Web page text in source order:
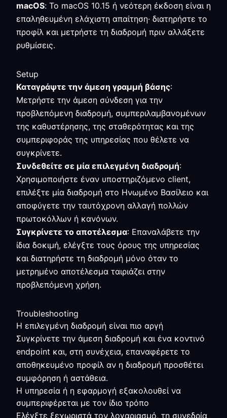
macOS: Το macOS 10.15 ή νεότερη έκδοση είναι η
επαληθευμένη ελάχιστη απαίτηση· διατηρήστε το
προφίλ και μετρήστε τη διαδρομή πριν αλλάξετε
ρυθμίσεις.
Setup
Καταγράψτε την άμεση γραμμή βάσης:
Μετρήστε την άμεση σύνδεση για την
προβλεπόμενη διαδρομή, συμπεριλαμβανομένων
της καθυστέρησης, της σταθερότητας και της
συμπεριφοράς της υπηρεσίας που θέλετε να
συγκρίνετε.
Συνδεθείτε σε μία επιλεγμένη διαδρομή:
Χρησιμοποιήστε έναν υποστηριζόμενο client,
επιλέξτε μία διαδρομή στο Ηνωμένο Βασίλειο και
αποφύγετε την ταυτόχρονη αλλαγή πολλών
πρωτοκόλλων ή κανόνων.
Συγκρίνετε το αποτέλεσμα: Επαναλάβετε την
ίδια δοκιμή, ελέγξτε τους όρους της υπηρεσίας
και διατηρήστε τη διαδρομή μόνο όταν το
μετρημένο αποτέλεσμα ταιριάζει στην
προβλεπόμενη χρήση.
Troubleshooting
Η επιλεγμένη διαδρομή είναι πιο αργή
Συγκρίνετε την άμεση διαδρομή και ένα κοντινό
endpoint και, στη συνέχεια, επαναφέρετε το
αποθηκευμένο προφίλ αν η διαδρομή προσθέτει
συμφόρηση ή αστάθεια.
Η υπηρεσία ή η εφαρμογή εξακολουθεί να
συμπεριφέρεται με τον ίδιο τρόπο
Ελέγξτε ξεχωριστά τον λογαριασμό, τη συνεδρία